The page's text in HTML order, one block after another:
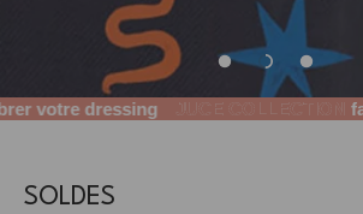
dressing JUCE COLLECTION fait
SOLDES